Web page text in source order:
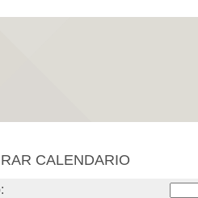
CALENDARIO